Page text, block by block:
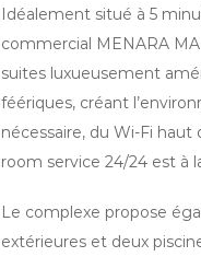
Idéalement situé à 5
commercial MENARA
suites luxueusement
féériques, créant
nécessaire, du Wi-Fi
room service 24/24 est à
Le complexe propose
extérieures et deux